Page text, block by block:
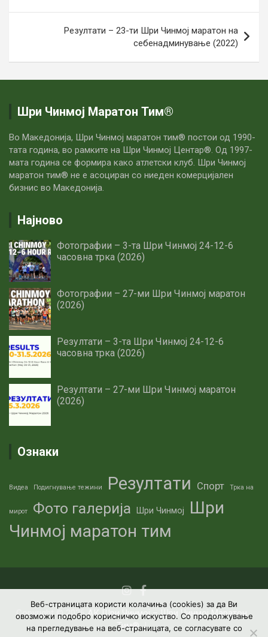
напис
Резултати – 23-ти Шри Чинмој маратон на
себенадминување (2022)
Шри Чинмој Маратон Тим®
Во Македонија, Шри Чинмој маратон тим® постои од 1990-
тата година, во рамките на Шри Чинмој Центар®. Од 1997-
мата година се формира како атлетски клуб. Шри Чинмој
маратон тим® не е асоциран со ниеден комерцијален
бизнис во Македонија.
Најново
Фотографии – 3-та Шри Чинмој 24-12-6
часовна трка (2026)
Фотографии – 27-ми Шри Чинмој маратон
(2026)
Резултати – 3-та Шри Чинмој 24-12-6
часовна трка (2026)
Резултати – 27-ми Шри Чинмој маратон
(2026)
Ознаки
Видеа Подигнување тежини Резултати Спорт Трка на
мирот Фото галерија Шри Чинмој
Шри
Чинмој маратон тим
Copyright © 2026АК Шри Чинмој – Шри Чинмој Маратон
Тим®
Веб-страницата користи колачиња (cookies) за да Ви
овозможи подобро корисничко искуство. Со продолжување
на прегледување на веб-страницата, се согласувате со